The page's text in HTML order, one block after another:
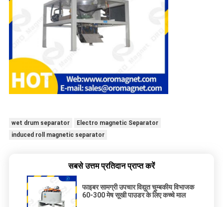
wet drum separator
Electro magnetic Separator
induced roll magnetic separator
सबसे उत्तम प्रतिदान प्राप्त करें
फाइबर सामग्री उपचार विद्युत चुम्बकीय विभाजक
60-300 मेष सूखी पाउडर के लिए कच्चे माल